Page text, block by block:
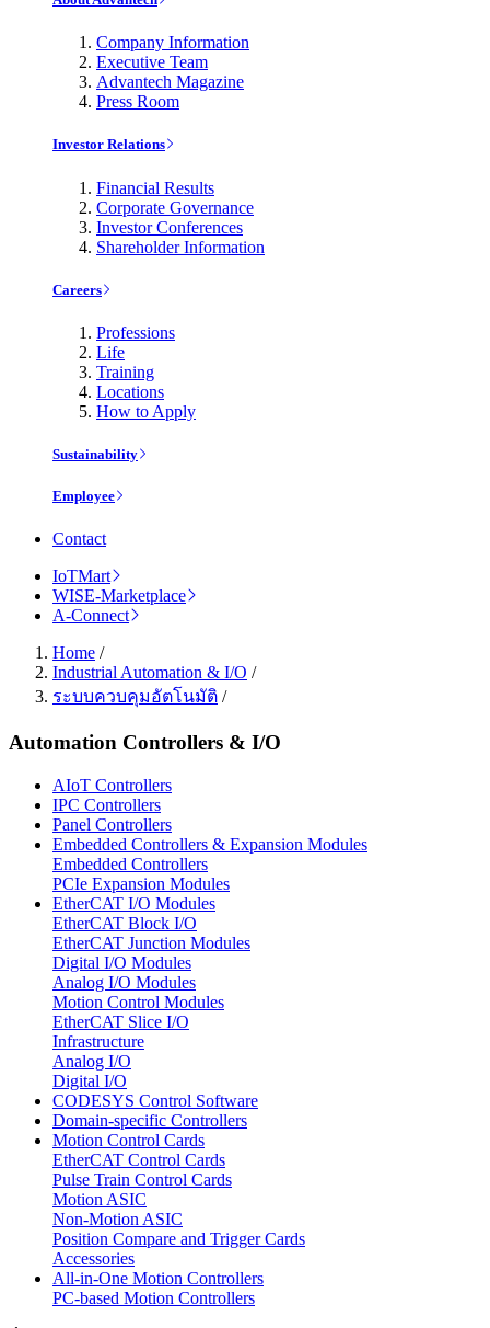
Company Information
Executive Team
Advantech Magazine
Press Room
Investor Relations
Financial Results
Corporate Governance
Investor Conferences
Shareholder Information
Careers
Professions
Life
Training
Locations
How to Apply
Sustainability
Employee
Contact
IoTMart
WISE-Marketplace
A-Connect
Home /
Industrial Automation & I/O /
ระบบควบคุมอัตโนมัติ /
Automation Controllers & I/O
AIoT Controllers
IPC Controllers
Panel Controllers
Embedded Controllers & Expansion Modules
Embedded Controllers
PCIe Expansion Modules
EtherCAT I/O Modules
EtherCAT Block I/O
EtherCAT Junction Modules
Digital I/O Modules
Analog I/O Modules
Motion Control Modules
EtherCAT Slice I/O
Infrastructure
Analog I/O
Digital I/O
CODESYS Control Software
Domain-specific Controllers
Motion Control Cards
EtherCAT Control Cards
Pulse Train Control Cards
Motion ASIC
Non-Motion ASIC
Position Compare and Trigger Cards
Accessories
All-in-One Motion Controllers
PC-based Motion Controllers